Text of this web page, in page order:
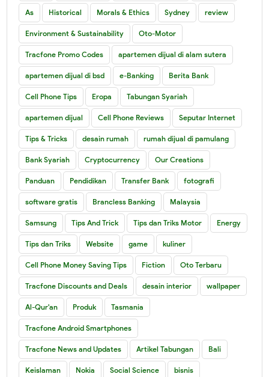
As Historical Morals & Ethics Sydney review
Environment & Sustainability Oto-Motor
Tracfone Promo Codes apartemen dijual di alam sutera
apartemen dijual di bsd e-Banking Berita Bank
Cell Phone Tips Eropa Tabungan Syariah
apartemen dijual Cell Phone Reviews Seputar Internet
Tips & Tricks desain rumah rumah dijual di pamulang
Bank Syariah Cryptocurrency Our Creations
Panduan Pendidikan Transfer Bank fotografi
software gratis Brancless Banking Malaysia
Samsung Tips And Trick Tips dan Triks Motor Energy
Tips dan Triks Website game kuliner
Cell Phone Money Saving Tips Fiction Oto Terbaru
Tracfone Discounts and Deals desain interior wallpaper
Al-Qur'an Produk Tasmania
Tracfone Android Smartphones
Tracfone News and Updates Artikel Tabungan Bali
Keislaman Nokia Social Science bisnis